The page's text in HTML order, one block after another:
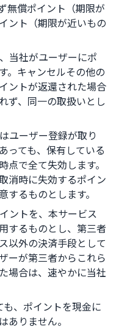
無償ポイント（期限が
ント（期限が近いもの
当社がユーザーにポ
。キャンセルその他の
ントが返還された場合
ず、同一の取扱いとし
ユーザー登録が取り
っても、保有している
で全て失効します。
消時に失効するポイン
するものとします。
ントを、本サービス
するものとし、第三者
以外の決済手段として
ーが第三者からこれら
場合は、速やかに当社
、ポイントを現金に
ありません。